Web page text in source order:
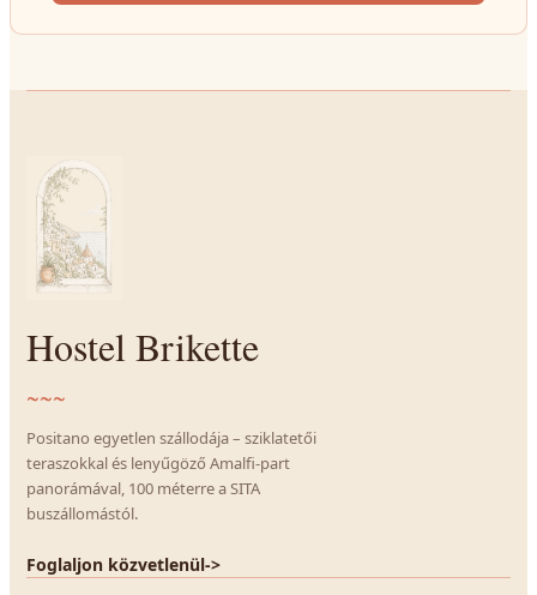
Hostel Brikette
~~~
Positano egyetlen szállodája – sziklatetői
teraszokkal és lenyűgöző Amalfi-part
panorámával, 100 méterre a SITA
buszállomástól.
Foglaljon közvetlenül->